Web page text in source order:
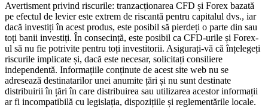
Avertisment privind riscurile: tranzacționarea CFD și Forex bazată
pe efectul de levier este extrem de riscantă pentru capitalul dvs., iar
dacă investiți în acest produs, este posibil să pierdeți o parte din sau
toți banii investiți. În consecință, este posibil ca CFD-urile și Forex-
ul să nu fie potrivite pentru toți investitorii. Asigurați-vă că înțelegeți
riscurile implicate și, dacă este necesar, solicitați consiliere
independentă. Informațiile conținute de acest site web nu se
adresează destinatarilor unei anumite țări și nu sunt destinate
distribuirii în țări în care distribuirea sau utilizarea acestor informații
ar fi incompatibilă cu legislația, dispozițiile și reglementările locale.